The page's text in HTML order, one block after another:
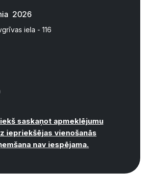
2026
iela - 116
saskaņot apmeklējumu
iepriekšējas vienošanās
nav iespējama.